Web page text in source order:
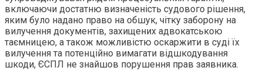
включаючи достатню визначеність судового рішення,
яким було надано право на обшук, чітку заборону на
вилучення документів, захищених адвокатською
таємницею, а також можливістю оскаржити в суді їх
вилучення та потенційно вимагати відшкодування
шкоди, ЄСПЛ не знайшов порушення прав заявника.